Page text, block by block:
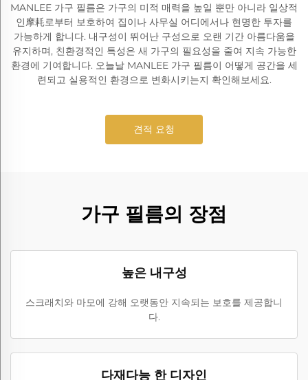
MANLEE 가구 필름은 가구의 미적 매력을 높일 뿐만 아니라 일상적
인摩耗로부터 보호하여 집이나 사무실 어디에서나 현명한 투자를
가능하게 합니다. 내구성이 뛰어난 구성으로 오랜 기간 아름다움을
유지하며, 친환경적인 특성은 새 가구의 필요성을 줄여 지속 가능한
환경에 기여합니다. 오늘날 MANLEE 가구 필름이 어떻게 공간을 세
련되고 실용적인 환경으로 변화시키는지 확인해보세요.
견적 요청
가구 필름의 장점
높은 내구성
스크래치와 마모에 강해 오랫동안 지속되는 보호를 제공합니
다.
다재다능 한 디자인